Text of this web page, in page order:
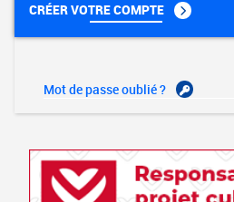
CRÉER VOTRE COMPTE
Mot de passe oublié ?